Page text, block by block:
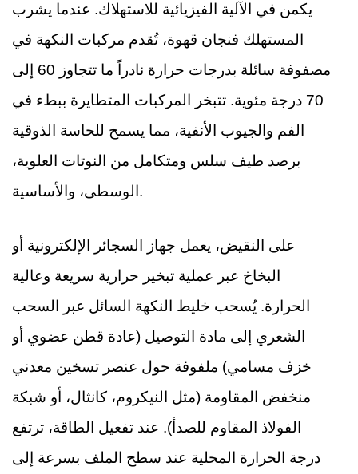
يكمن في الآلية الفيزيائية للاستهلاك. عندما يشرب
المستهلك فنجان قهوة، تُقدم مركبات النكهة في
مصفوفة سائلة بدرجات حرارة نادراً ما تتجاوز 60 إلى
70 درجة مئوية. تتبخر المركبات المتطايرة ببطء في
الفم والجيوب الأنفية، مما يسمح للحاسة الذوقية
برصد طيف سلس ومتكامل من النوتات العلوية،
الوسطى، والأساسية.
على النقيض، يعمل جهاز السجائر الإلكترونية أو
البخاخ عبر عملية تبخير حرارية سريعة وعالية
الحرارة. يُسحب خليط النكهة السائل عبر السحب
الشعري إلى مادة التوصيل (عادة قطن عضوي أو
خزف مسامي) ملفوفة حول عنصر تسخين معدني
منخفض المقاومة (مثل النيكروم، كانثال، أو شبكة
الفولاذ المقاوم للصدأ). عند تفعيل الطاقة، ترتفع
درجة الحرارة المحلية عند سطح الملف بسرعة إلى